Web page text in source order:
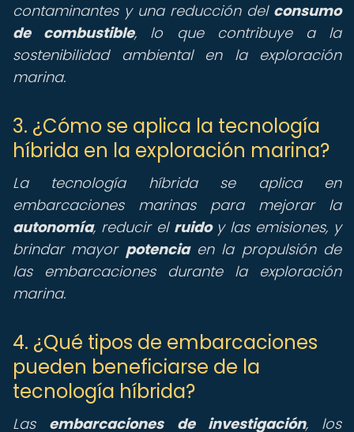
contaminantes y una reducción del consumo
de combustible, lo que contribuye a la
sostenibilidad ambiental en la exploración
marina.
3. ¿Cómo se aplica la tecnología
híbrida en la exploración marina?
La tecnología híbrida se aplica en
embarcaciones marinas para mejorar la
autonomía, reducir el ruidoy las emisiones, y
brindar mayor potenciaen la propulsión de
las embarcaciones durante la exploración
marina.
4. ¿Qué tipos de embarcaciones
pueden beneficiarse de la
tecnología híbrida?
Las embarcaciones de investigación, los